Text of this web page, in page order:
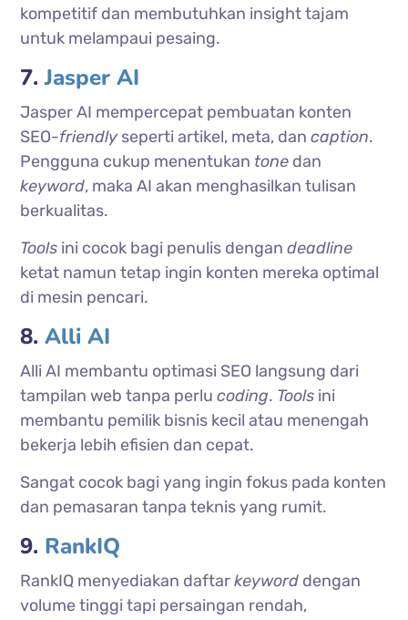
kompetitif dan membutuhkan insight tajam
untuk melampaui pesaing.
7.Jasper AI
Jasper AI mempercepat pembuatan konten
SEO-friendly seperti artikel, meta, dancaption.
Pengguna cukup menentukan tone dan
keyword, maka AI akan menghasilkan tulisan
berkualitas.
Tools ini cocok bagi penulis dengandeadline
ketat namun tetap ingin konten mereka optimal
di mesin pencari.
8.Alli AI
Alli AI membantu optimasi SEO langsung dari
tampilan web tanpa perlucoding. Tools ini
membantu pemilik bisnis kecil atau menengah
bekerja lebih efisien dan cepat.
Sangat cocok bagi yang ingin fokus pada konten
dan pemasaran tanpa teknis yang rumit.
9. RankIQ
RankIQ menyediakan daftarkeyword dengan
volume tinggi tapi persaingan rendah,